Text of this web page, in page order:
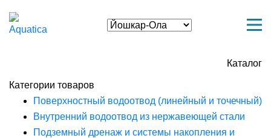
Каталог
Категории товаров
Поверхностный водоотвод (линейный и точечный)
Внутренний водоотвод из нержавеющей стали
Подземный дренаж и системы накопления и